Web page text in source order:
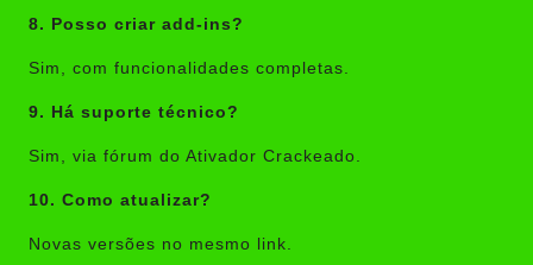
8. Posso criar add-ins?
Sim, com funcionalidades completas.
9. Há suporte técnico?
Sim, via fórum do Ativador Crackeado.
10. Como atualizar?
Novas versões no mesmo link.